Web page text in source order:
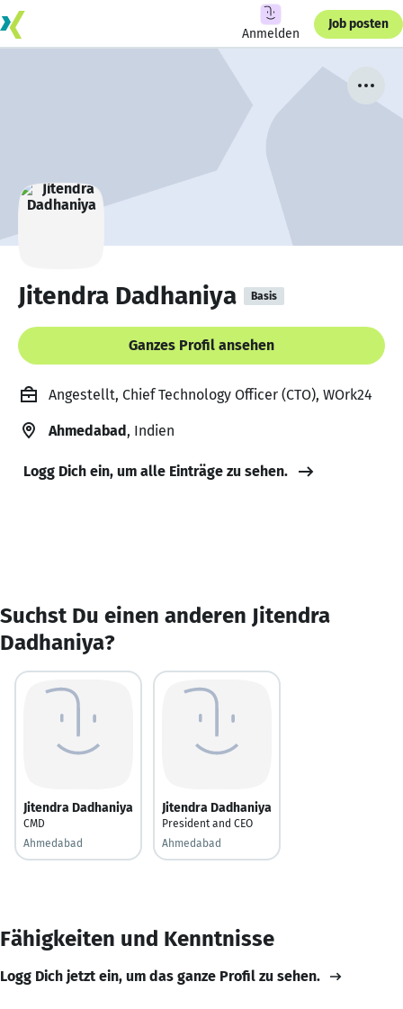
Anmelden
Job posten
Jitendra Dadhaniya Basis
Ganzes Profil ansehen
Angestellt, Chief Technology Officer (CTO), WOrk24
Ahmedabad, Indien
Logg Dich ein, um alle Einträge zu sehen.
Suchst Du einen anderen Jitendra
Dadhaniya?
Jitendra Dadhaniya
CMD
Ahmedabad
Jitendra Dadhaniya
President and CEO
Ahmedabad
Fähigkeiten und Kenntnisse
Logg Dich jetzt ein, um das ganze Profil zu sehen.